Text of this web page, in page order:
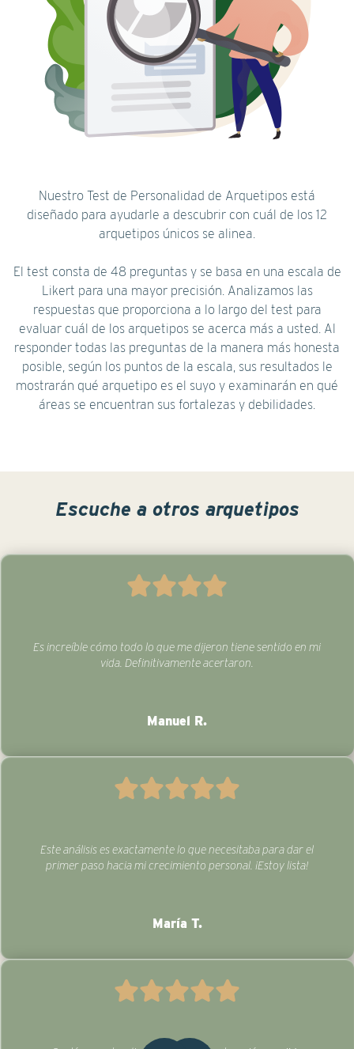
Nuestro Test de Personalidad de Arquetipos está
diseñado para ayudarle a descubrir con cuál de los 12
arquetipos únicos se alinea.
El test consta de 48 preguntas y se basa en una escala de
Likert para una mayor precisión. Analizamos las
respuestas que proporciona a lo largo del test para
evaluar cuál de los arquetipos se acerca más a usted. Al
responder todas las preguntas de la manera más honesta
posible, según los puntos de la escala, sus resultados le
mostrarán qué arquetipo es el suyo y examinarán en qué
áreas se encuentran sus fortalezas y debilidades.
Escuche a otros arquetipos
Es increíble cómo todo lo que me dijeron tiene sentido en mi
vida. Definitivamente acertaron.
Manuel R.
Este análisis es exactamente lo que necesitaba para dar el
primer paso hacia mi crecimiento personal. ¡Estoy lista!
María T.